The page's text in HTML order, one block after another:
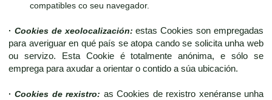
compatibles co seu navegador.
· Cookies de xeolocalización: estas Cookies son empregadas
para averiguar en qué país se atopa cando se solicita unha web
ou servizo. Esta Cookie é totalmente anónima, e sólo se
emprega para axudar a orientar o contido a súa ubicación.
·Cookies de rexistro: as Cookies de rexistro xenéranse unha